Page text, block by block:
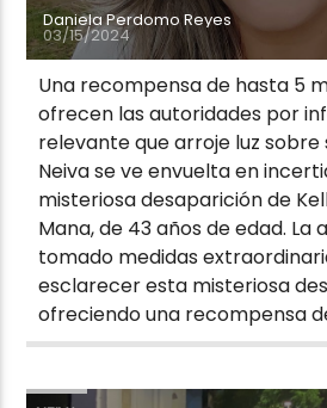
Daniela Perdomo Reyes
03/15/2024
Una recompensa de hasta 5
ofrecen las autoridades por
relevante que arroje luz sobre
Neiva se ve envuelta en
misteriosa desaparición de
Mana, de 43 años de edad. La
tomado medidas
esclarecer esta misteriosa
ofreciendo una recompensa